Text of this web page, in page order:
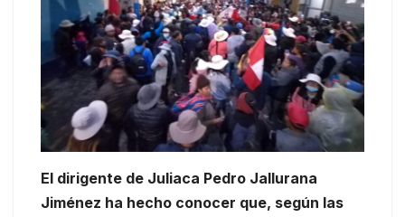
El dirigente de Juliaca Pedro Jallurana
Jiménez ha hecho conocer que, según las